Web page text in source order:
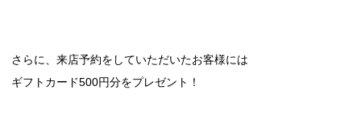
さらに、来店予約をしていただいたお客様には
ギフトカード500円分をプレゼント！